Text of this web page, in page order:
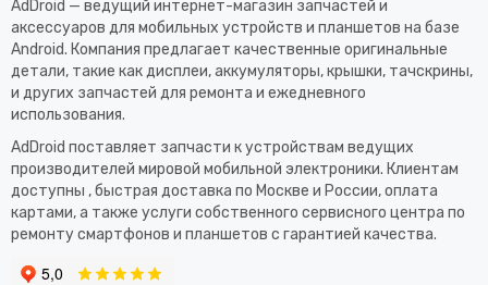
AdDroid — ведущий интернет-магазин запчастей и
аксессуаров для мобильных устройств и планшетов на базе
Android. Компания предлагает качественные оригинальные
детали, такие как дисплеи, аккумуляторы, крышки, тачскрины,
и других запчастей для ремонта и ежедневного
использования.​
AdDroid поставляет запчасти к устройствам ведущих
производителей мировой мобильной электроники. Клиентам
доступны , быстрая доставка по Москве и России, оплата
картами, а также услуги собственного сервисного центра по
ремонту смартфонов и планшетов с гарантией качества.